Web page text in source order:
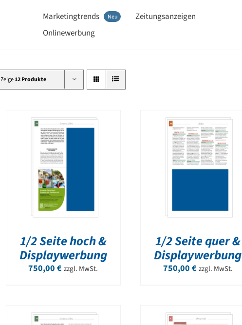
Marketingtrends Neu
Zeitungsanzeigen
Onlinewerbung
Zeige12 Produkte
1/2 Seite hoch &
Displaywerbung
750,00€ zzgl. MwSt.
1/2 Seite quer &
Displaywerbung
750,00 € zzgl. MwSt.